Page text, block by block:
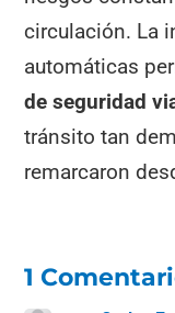
circulación. La
automáticas
de seguridad
tránsito tan
remarcaron
1